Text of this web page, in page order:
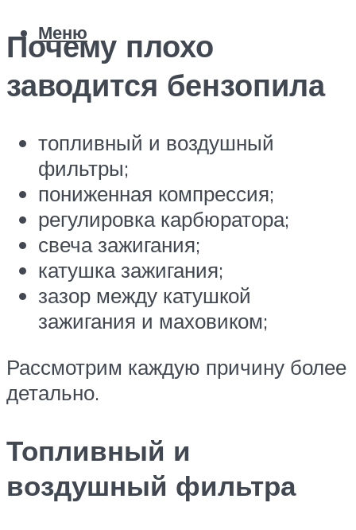
Меню
Почему плохо
заводится бензопила
топливный и воздушный
фильтры;
пониженная компрессия;
регулировка карбюратора;
свеча зажигания;
катушка зажигания;
зазор между катушкой
зажигания и маховиком;
Рассмотрим каждую причину более
детально.
Топливный и
воздушный фильтра